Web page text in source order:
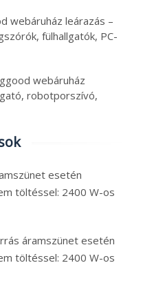
webáruház leárazás –
fülhallgatók, PC-
webáruház
robotporszívó,
esetén
töltéssel: 2400 W-os
áramszünet esetén
töltéssel: 2400 W-os